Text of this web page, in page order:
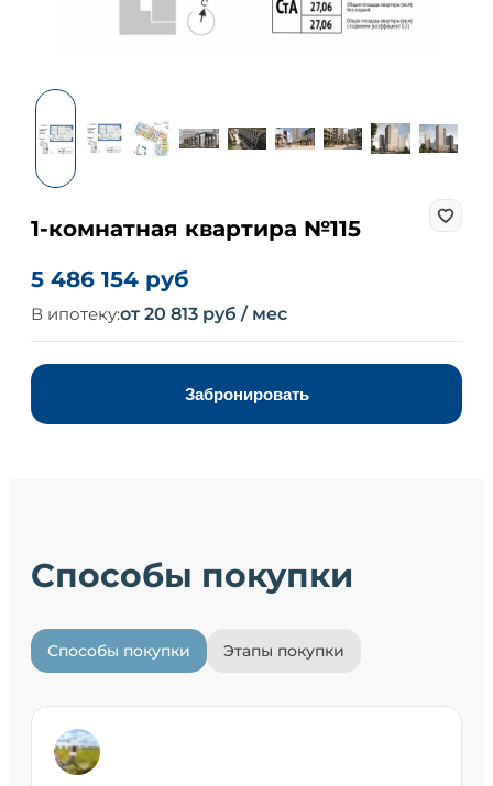
1-комнатная квартира №115
5 486 154 руб
В ипотеку:от 20 813 руб / мес
Забронировать
Способы покупки
Способы покупки Этапы покупки